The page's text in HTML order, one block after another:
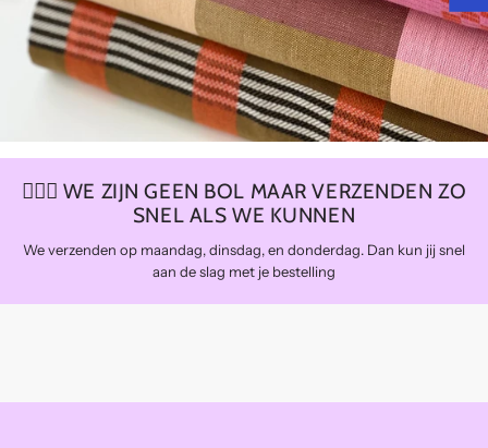
🏃🏼‍♀️ WE ZIJN GEEN BOL MAAR VERZENDEN ZO
SNEL ALS WE KUNNEN
We verzenden op maandag, dinsdag, en donderdag. Dan kun jij snel
aan de slag met je bestelling